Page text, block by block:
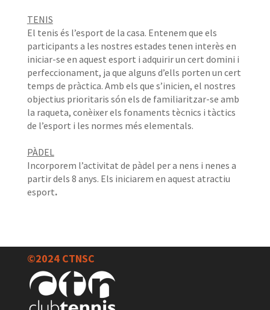
TENIS
El tenis és l’esport de la casa. Entenem que els
participants a les nostres estades tenen interès en
iniciar-se en aquest esport i adquirir un cert domini i
perfeccionament, ja que alguns d’ells porten un cert
temps de pràctica. Amb els que s’inicien, el nostres
objectius prioritaris són els de familiaritzar-se amb
la raqueta, conèixer els fonaments tècnics i tàctics
de l’esport i les normes més elementals.
PÀDEL
Incorporem l’activitat de pàdel per a nens i nenes a
partir dels 8 anys. Els iniciarem en aquest atractiu
esport.
©2024 CTNSC